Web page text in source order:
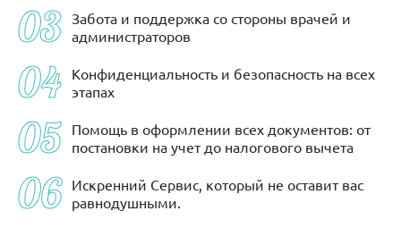
Забота и поддержка со стороны врачей и
администраторов
Конфиденциальность и безопасность на всех
этапах
Помощь в оформлении всех документов: от
постановки на учет до налогового вычета
Искренний Сервис, который не оставит вас
равнодушными.